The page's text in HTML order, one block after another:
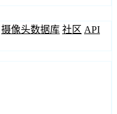
摄像头数据库 社区 API